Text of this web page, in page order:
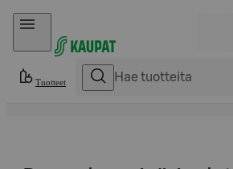
Hyppää sisältöön
Tuotteet